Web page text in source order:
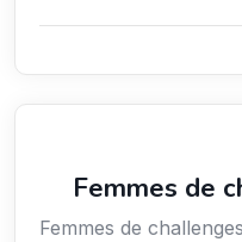
Femmes de
Femmes de